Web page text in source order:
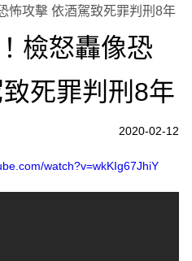
怖攻擊 依酒駕致死罪判刑8年
檢怒轟像恐
死罪判刑8年
2020-02-12
watch?v=wkKIg67JhiY